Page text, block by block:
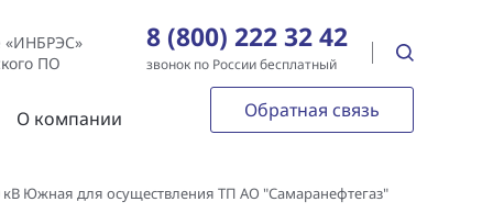
«ИНБРЭС»
ПО
8 (800) 222 32 42
звонок по России бесплатный
О компании Обратная связь
Южная для осуществления ТП АО "Самаранефтегаз"